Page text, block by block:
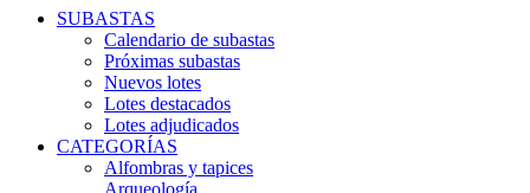
SUBASTAS
Calendario de subastas
Próximas subastas
Nuevos lotes
Lotes destacados
Lotes adjudicados
CATEGORÍAS
Alfombras y tapices
Arqueología